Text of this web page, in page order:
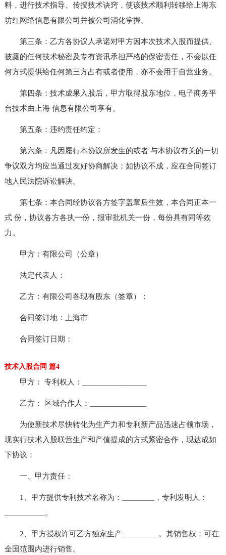
料，进行技术指导、传授技术诀窍，使该技术顺利转移给上海东
坊红网络信息有限公司并被公司消化掌握。
第三条：乙方各协议人承诺对甲方因本次技术入股而提供、
披露的任何技术秘密及专有资讯承担严格的保密责任，不会以任
何方式提供给任何第三方占有或者使用，亦不会用于自营业务。
第四条：技术成果入股后，甲方取得股东地位，电子商务平
台技术由上海 信息有限公司享有。
第五条：违约责任约定：
第六条：凡因履行本协议所发生的或者 与本协议有关的一切
争议双方均应当通过友好协商解决；如协议不成，应在合同签订
地人民法院诉讼解决。
第七条：本合同经协议各方签字盖章后生效，本合同正本一
式 份，协议各方各执一份，报审批机关一份，每份具有同等效
力。
甲方：有限公司（公章）
法定代表人：
乙方：有限公司各现有股东（签章）：
合同签订地：上海市
合同签订日期：
技术入股合同 篇4
甲方： 专利权人：________________
乙方： 区域合作人：______________
为使新技术尽快转化为生产力和专利新产品迅速占领市场，
现实行技术入股联营生产和产值提成的方式紧密合作，现达成如
下协议：
一、甲方责任：
1、甲方提供专利技术名称为：________，专利发明人：
__________。
2、甲方授权许可乙方独家生产_________。其销售权：可在
全国范围内进行销售。